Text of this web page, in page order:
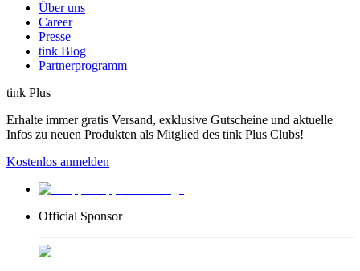
Über uns
Career
Presse
tink Blog
Partnerprogramm
tink Plus
Erhalte immer gratis Versand, exklusive Gutscheine und aktuelle
Infos zu neuen Produkten als Mitglied des tink Plus Clubs!
Kostenlos anmelden
Official Sponsor